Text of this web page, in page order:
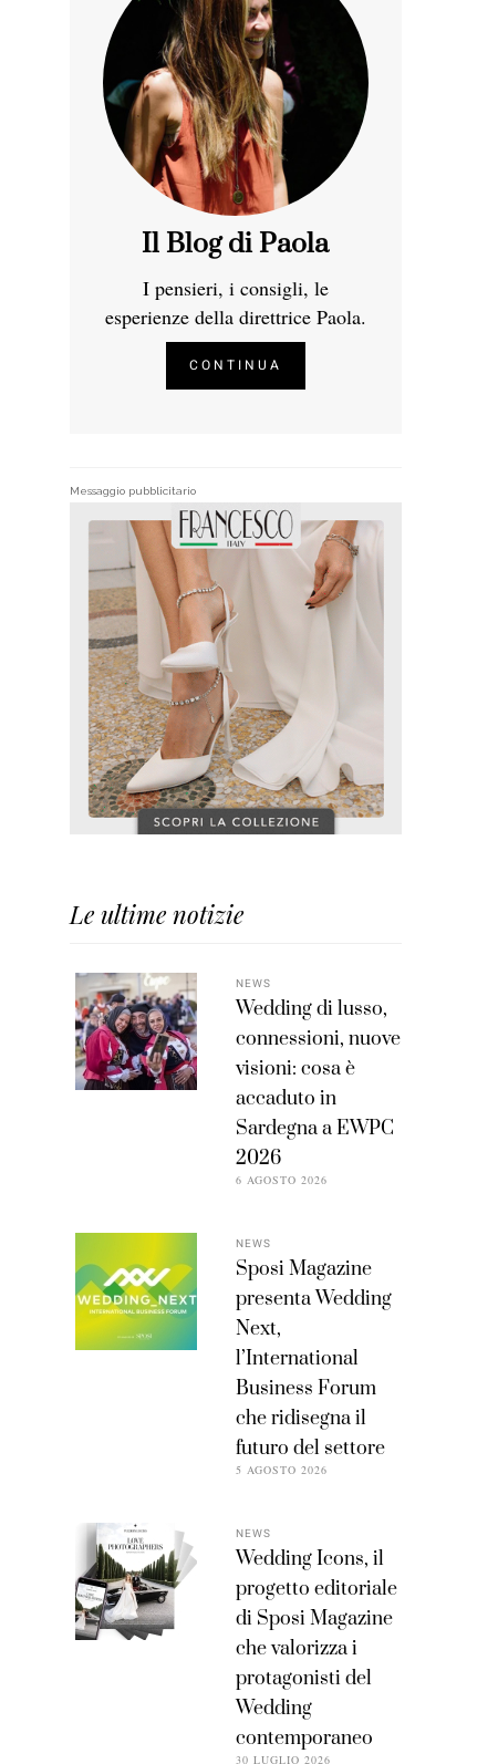
Il Blog di Paola
I pensieri, i consigli, le
esperienze della direttrice Paola.
CONTINUA
Messaggio pubblicitario
Le ultime notizie
NEWS
Wedding di lusso,
connessioni, nuove
visioni: cosa è
accaduto in
Sardegna a EWPC
2026
6 AGOSTO 2026
NEWS
Sposi Magazine
presenta Wedding
Next,
l’International
Business Forum
che ridisegna il
futuro del settore
5 AGOSTO 2026
NEWS
Wedding Icons, il
progetto editoriale
di Sposi Magazine
che valorizza i
protagonisti del
Wedding
contemporaneo
30 LUGLIO 2026